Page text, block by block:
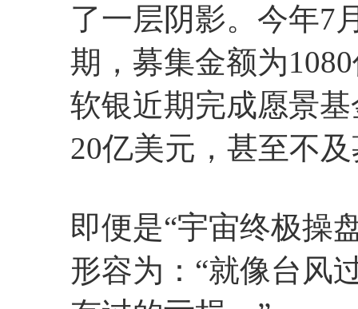
了一层阴影。今年7
期，募集金额为
软银近期完成愿景
20亿美元，甚至不
即便是“宇宙终极操
形容为：“就像台风